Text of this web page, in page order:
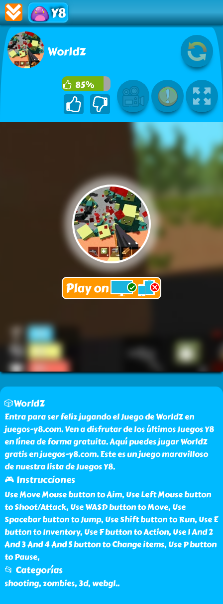
Y8
WorldZ
85%
🎲WorldZ
Entra para ser feliz jugando el Juego de WorldZ en
juegos-y8.com. Ven a disfrutar de los últimos Juegos Y8
en línea de forma gratuita. Aquí puedes jugar WorldZ
gratis en juegos-y8.com. Este es un juego maravilloso
de nuestra lista de Juegos Y8.
🎮 Instrucciones
Use Move Mouse button to Aim, Use Left Mouse button
to Shoot/Attack, Use WASD button to Move, Use
Spacebar button to Jump, Use Shift button to Run, Use E
button to Inventory, Use F button to Action, Use 1 And 2
And 3 And 4 And 5 button to Change items, Use P button
to Pause,
📂 Categorías
shooting, zombies, 3d, webgl..